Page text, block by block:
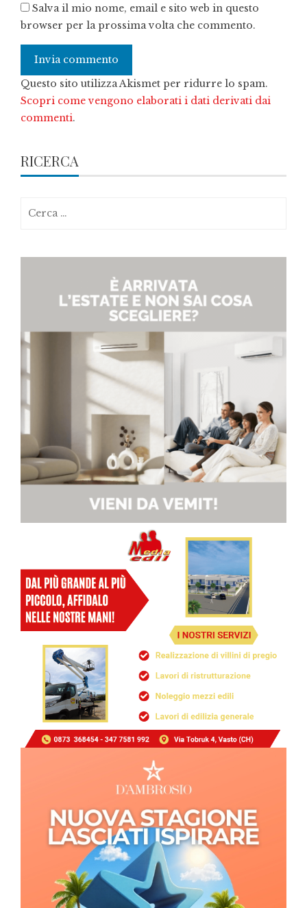
Salva il mio nome, email e sito web in questo
browser per la prossima volta che commento.
Questo sito utilizza Akismet per ridurre lo spam.
Scopri come vengono elaborati i dati derivati dai
commenti.
RICERCA